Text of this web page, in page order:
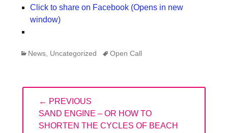
Click to share on Facebook (Opens in new
window)
Categories
News Uncategorized TagsOpen Call
Post
navigation
← PREVIOUS
PREVIOUS
POST:
SAND ENGINE – OR HOW TO
SHORTEN THE CYCLES OF BEACH